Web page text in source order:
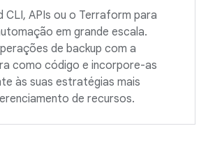
CLI, APIs ou o Terraform para
em grande escala.
de backup com a
como código e incorpore-as
às suas estratégias mais
de recursos.